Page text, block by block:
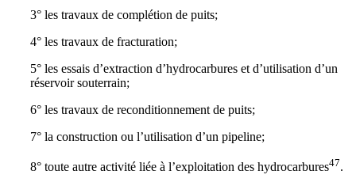
3° les travaux de complétion de puits;
4° les travaux de fracturation;
5° les essais d’extraction d’hydrocarbures et d’utilisation d’un
réservoir souterrain;
6° les travaux de reconditionnement de puits;
7° la construction ou l’utilisation d’un pipeline;
8° toute autre activité liée à l’exploitation des hydrocarbures47.